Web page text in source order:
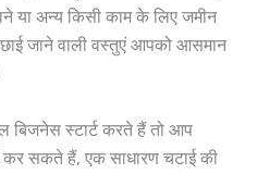
या अन्य किसी काम के लिए जमीन
जाने वाली वस्तुएं आपको आसमान
स्टार्ट करते हैं तो आप
सकते हैं, एक साधारण चटाई की